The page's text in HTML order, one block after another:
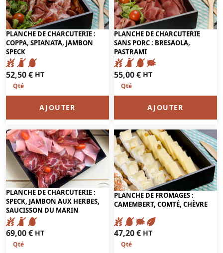
PLANCHE DE CHARCUTERIE :
COPPA, SPIANATA, JAMBON
SPECK
52,50€ HT
AJOUTER
PLANCHE DE CHARCUTERIE
SANS PORC : BRESAOLA,
PASTRAMI
55,00€ HT
AJOUTER
PLANCHE DE CHARCUTERIE :
SPECK, JAMBON AUX HERBES,
SAUCISSON DU MARIN
69,00€ HT
PLANCHE DE FROMAGES :
CAMEMBERT, COMTÉ, CHÈVRE
47,20€ HT